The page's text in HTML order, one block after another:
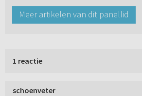
Meer artikelen van dit panellid
1 reactie
schoenveter